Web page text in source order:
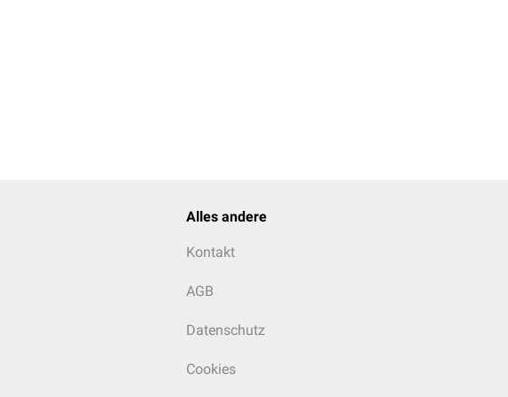
epitheliochorialis
Nondeciduata
Alles andere
Kontakt
AGB
Datenschutz
Cookies